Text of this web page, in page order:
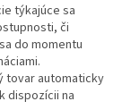
týkajúce sa
či
do momentu
tovar automaticky
dispozícii na